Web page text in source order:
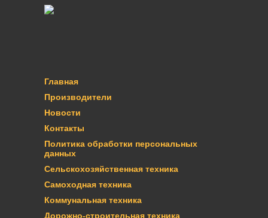
Главная
Производители
Новости
Контакты
Политика обработки персональных
данных
Сельскохозяйственная техника
Самоходная техника
Коммунальная техника
Дорожно-строительная техника